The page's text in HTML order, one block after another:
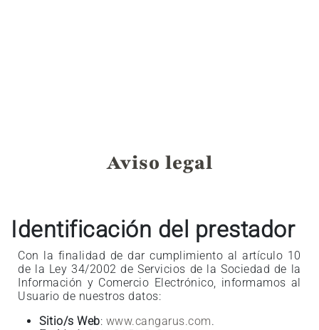
Aviso legal
Identificación del prestador
Con la finalidad de dar cumplimiento al artículo 10
de la Ley 34/2002 de Servicios de la Sociedad de la
Información y Comercio Electrónico, informamos al
Usuario de nuestros datos:
Sitio/s Web: www.cangarus.com.